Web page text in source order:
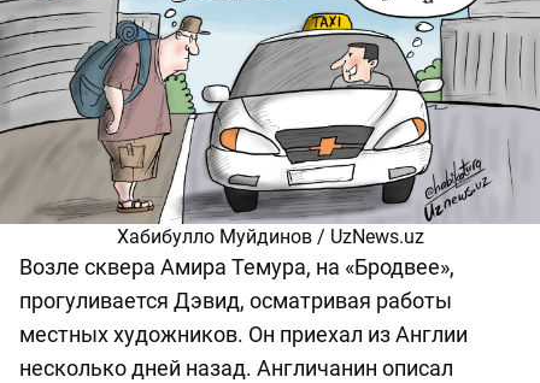
Хабибулло Муйдинов / UzNews.uz
Возле сквера Амира Темура, на «Бродвее»,
прогуливается Дэвид, осматривая работы
местных художников. Он приехал из Англии
несколько дней назад. Англичанин описал